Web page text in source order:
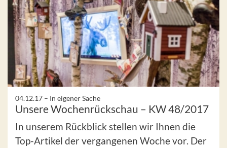
04.12.17 – In eigener Sache
Unsere Wochenrückschau – KW 48/2017
In unserem Rückblick stellen wir Ihnen die
Top-Artikel der vergangenen Woche vor. Der